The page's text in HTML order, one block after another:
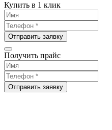
Купить в 1 клик
Отправить заявку
Получить прайс
Отправить заявку